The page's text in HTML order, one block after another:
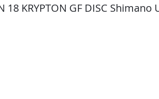
18 KRYPTON GF DISC Shimano